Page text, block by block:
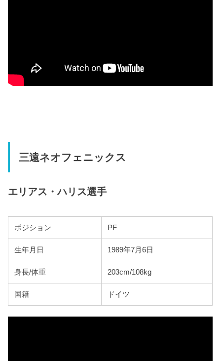
三遠ネオフェニックス
エリアス・ハリス選手
ポジション PF
生年月日 1989年7月6日
身長/体重 203cm/108kg
国籍 ドイツ